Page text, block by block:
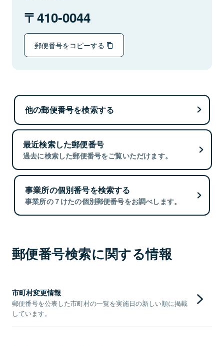
410-0044
郵便番号をコピーする
他の郵便番号を検索する
最近検索した郵便番号
過去に検索した郵便番号をご覧いただけます。
事業所の個別番号を検索する
事業所の７けたの個別郵便番号をお調べします。
郵便番号検索に関する情報
市町村変更情報
郵便番号を公表した市町村の一覧を実施日の新しい順に掲載
しています。